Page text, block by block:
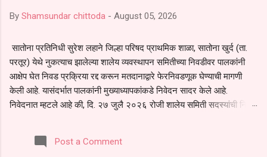
By Shamsundar chittoda - August 05, 2026
सातोना प्रतिनिधी सुरेश लहाने जिल्हा परिषद प्राथमिक शाळा, सातोना खुर्द (ता.
परतूर) येथे नुकत्याच झालेल्या शालेय व्यवस्थापन समितीच्या निवडीवर पालकांनी
आक्षेप घेत निवड प्रक्रिया रद्द करून मतदानाद्वारे फेरनिवडणूक घेण्याची मागणी
केली आहे. यासंदर्भात पालकांनी मुख्याध्यापकांकडे निवेदन सादर केले आहे.
निवेदनात म्हटले आहे की, दि. २७ जुलै २०२६ रोजी शालेय समिती सदस्यांची निवड
पालकांना देण्यात आली नसल्याने मोठ्या संख्येने पालक बैठकीस उपस्थित राहू शकले
नाहीत. तसेच सर्व पालकांना विश्वासात न घेता निवड प्रक्रिया पूर्ण करण्यात
Post a Comment